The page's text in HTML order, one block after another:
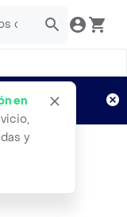
en
y
Aplican TyC